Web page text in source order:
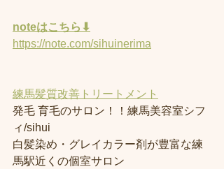
noteはこちら⬇︎
https://note.com/sihuinerima
練馬髪質改善トリートメント
発毛 育毛のサロン！！練馬美容室シフ
ィ/sihui
白髪染め・グレイカラー剤が豊富な練
馬駅近くの個室サロン